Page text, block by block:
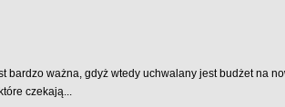
bardzo ważna, gdyż wtedy uchwalany jest budżet na
czekają...